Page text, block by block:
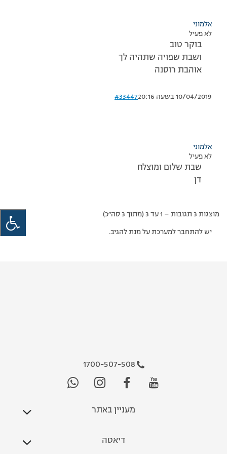
אלמוני
לא פעיל
בוקר טוב
ושבת שפויה שתהיה לך
אוהבת רוסנה
10/04/2019 בשעה 20:16 #33447
אלמוני
לא פעיל
שבת שלום ומוצלח
דן
מוצגות 3 תגובות – 1 עד 3 (מתוך 3 סה״כ)
יש להתחבר למערכת על מנת להגיב.
1700-507-508
מעניין באתר
דיאטה